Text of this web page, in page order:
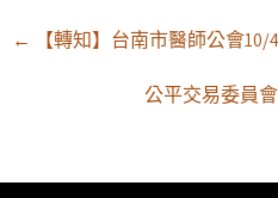
Post
navigation
← 【轉知】台南市醫師公會
公平交易委員